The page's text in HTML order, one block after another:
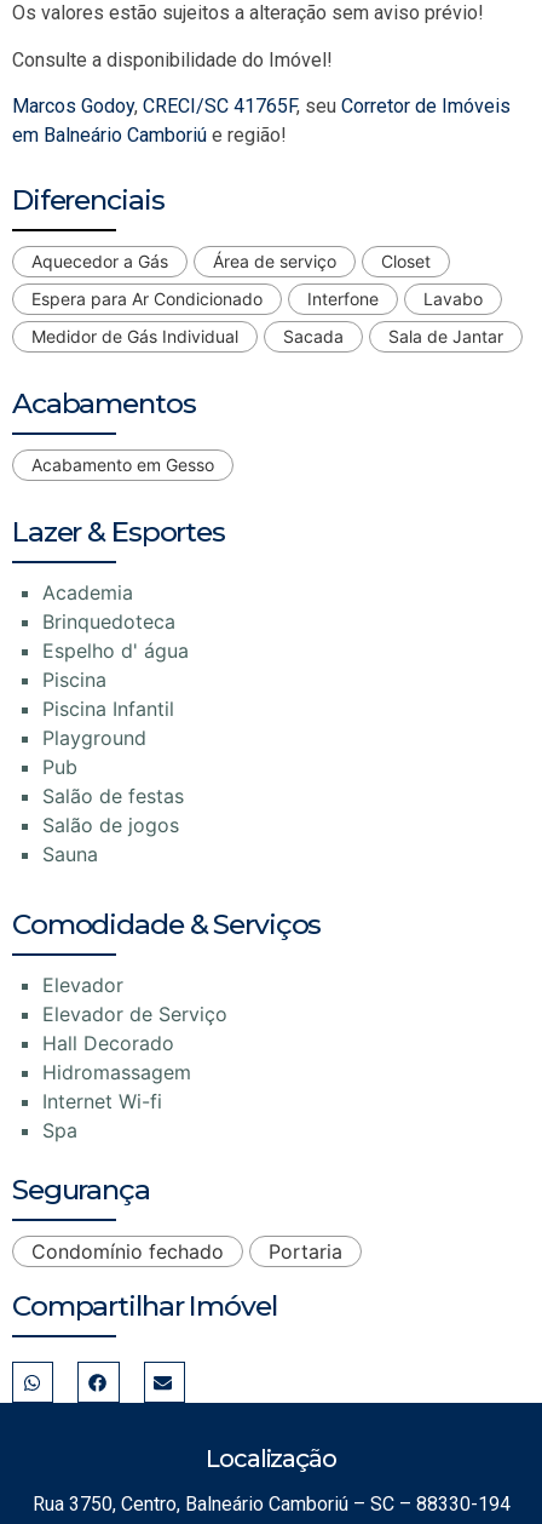
Os valores estão sujeitos a alteração sem aviso prévio!
Consulte a disponibilidade do Imóvel!
Marcos Godoy, CRECI/SC 41765F, seu Corretor de Imóveis
em Balneário Camboriú e região!
Diferenciais
Aquecedor a Gás Área de serviço
Closet
Espera para Ar Condicionado
Interfone
Lavabo
Medidor de Gás Individual
Sacada Sala de Jantar
Acabamentos
Acabamento em Gesso
Lazer & Esportes
Academia
Brinquedoteca
Espelho d' água
Piscina
Piscina Infantil
Playground
Pub
Salão de festas
Salão de jogos
Sauna
Comodidade & Serviços
Elevador
Elevador de Serviço
Hall Decorado
Hidromassagem
Internet Wi-fi
Spa
Segurança
Condomínio fechado Portaria
Compartilhar Imóvel
Localização
Rua 3750, Centro, Balneário Camboriú – SC – 88330-194